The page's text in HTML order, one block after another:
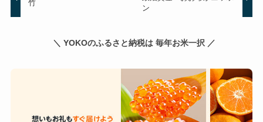
竹
ン
＼ YOKOのふるさと納税は 毎年お米一択 ／